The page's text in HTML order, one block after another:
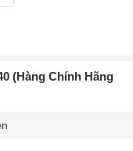
(Hàng Chính Hãng